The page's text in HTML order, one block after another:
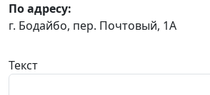
По адресу:
г. Бодайбо, пер. Почтовый, 1А
Текст